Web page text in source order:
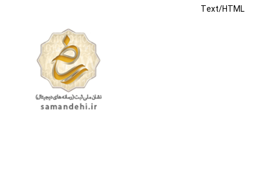
Text/HTML